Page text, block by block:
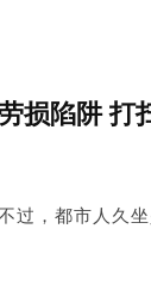
损陷阱 打
过，都市人久